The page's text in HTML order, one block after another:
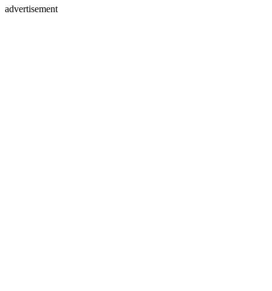
advertisement